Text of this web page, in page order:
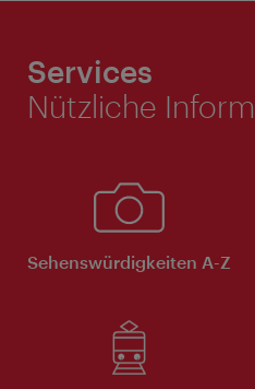
Services
Nützliche
Sehenswürdigkeiten A-Z